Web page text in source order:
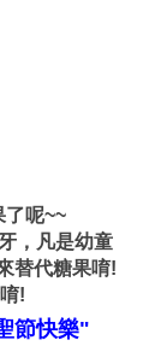
了呢~~
，凡是幼童
替代糖果唷!
!
節快樂"